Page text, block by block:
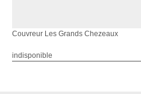
Couvreur Les Grands Chezeaux
indisponible